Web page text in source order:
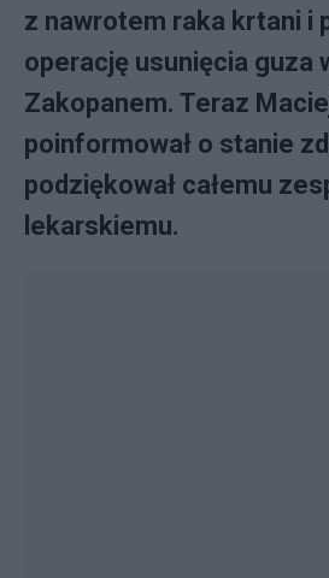
z nawrotem raka krtani i
operację usunięcia guza
Zakopanem. Teraz
poinformował o stanie
podziękował całemu
lekarskiemu.